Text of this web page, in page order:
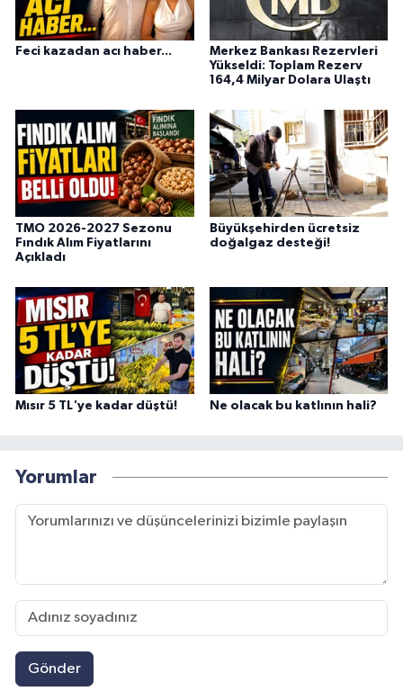
Feci kazadan acı haber...
Merkez Bankası Rezervleri
Yükseldi: Toplam Rezerv
164,4 Milyar Dolara Ulaştı
TMO 2026-2027 Sezonu
Fındık Alım Fiyatlarını
Açıkladı
Büyükşehirden ücretsiz
doğalgaz desteği!
Mısır 5 TL'ye kadar düştü! Ne olacak bu katlının hali?
Yorumlar
Gönder